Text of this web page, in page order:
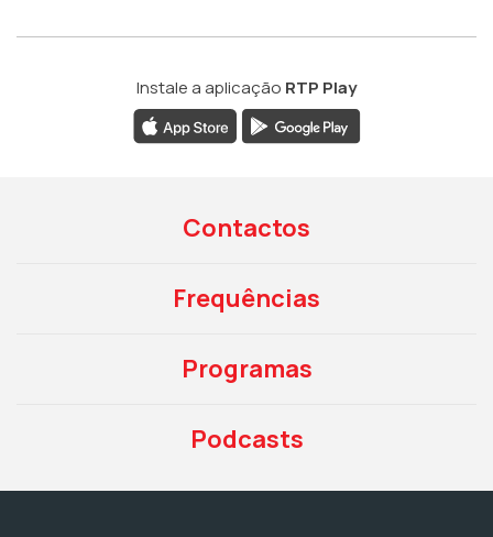
Instale a aplicação RTP Play
Contactos
Frequências
Programas
Podcasts